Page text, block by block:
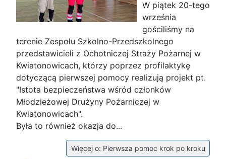
W piątek 20-tego
września
gościliśmy na
terenie Zespołu Szkolno-Przedszkolnego
przedstawicieli z Ochotniczej Straży Pożarnej w
Kwiatonowicach, którzy poprzez profilaktykę
dotyczącą pierwszej pomocy realizują projekt pt.
"Istota bezpieczeństwa wśród członków
Młodzieżowej Drużyny Pożarniczej w
Kwiatonowicach".
Była to również okazja do...
Więcej o: Pierwsza pomoc krok po kroku